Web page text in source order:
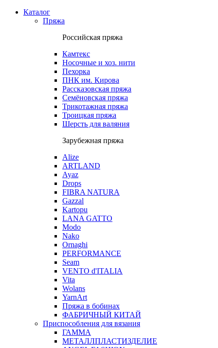
Каталог
Пряжа
Российская пряжа
Камтекс
Носочные и хоз. нити
Пехорка
ПНК им. Кирова
Рассказовская пряжа
Семёновская пряжа
Трикотажная пряжа
Троицкая пряжа
Шерсть для валяния
Зарубежная пряжа
Alize
ARTLAND
Ayaz
Drops
FIBRA NATURA
Gazzal
Kartopu
LANA GATTO
Modo
Nako
Ornaghi
PERFORMANCE
Seam
VENTO d'ITALIA
Vita
Wolans
YarnArt
Пряжа в бобинах
ФАБРИЧНЫЙ КИТАЙ
Приспособления для вязания
ГАММА
МЕТАЛЛПЛАСТИЗДЕЛИЕ